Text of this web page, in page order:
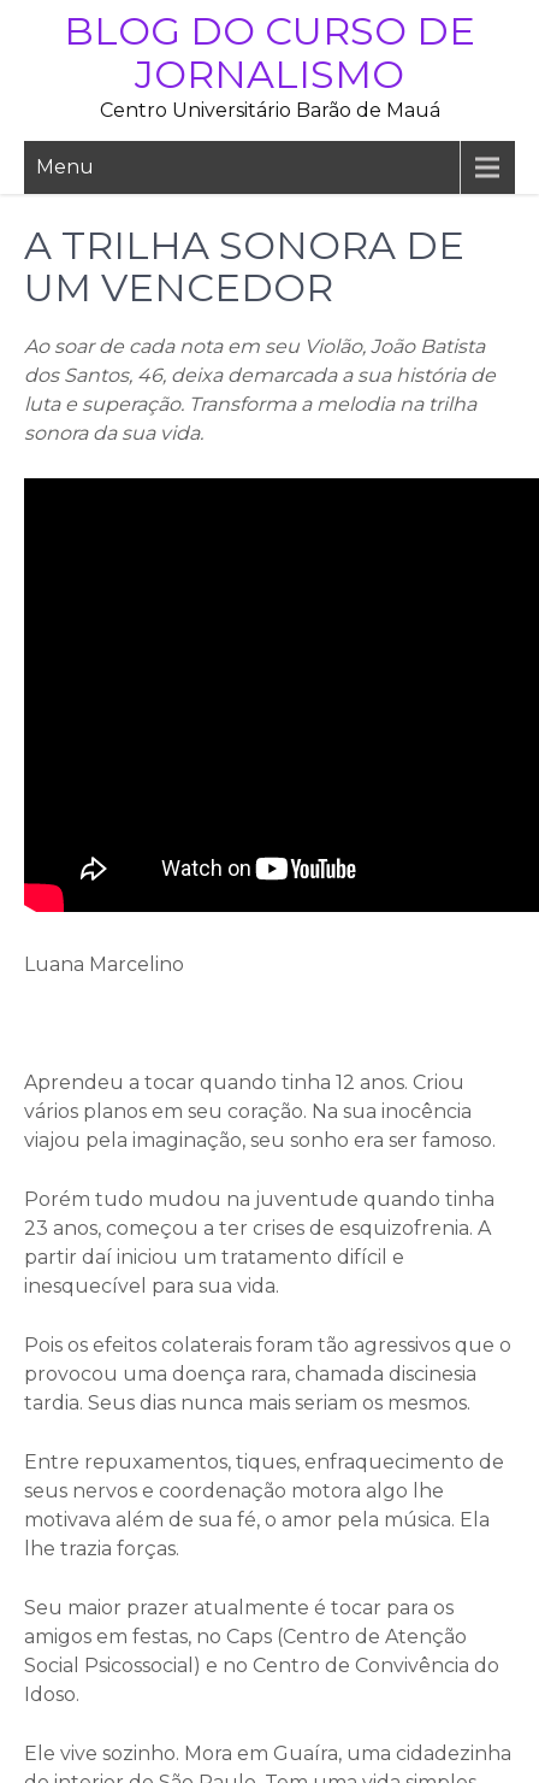
BLOG DO CURSO DE
JORNALISMO
Centro Universitário Barão de Mauá
Menu
A TRILHA SONORA DE
UM VENCEDOR
Ao soar de cada nota em seu Violão, João Batista
dos Santos, 46, deixa demarcada a sua história de
luta e superação. Transforma a melodia na trilha
sonora da sua vida.
Luana Marcelino
Aprendeu a tocar quando tinha 12 anos. Criou
vários planos em seu coração. Na sua inocência
viajou pela imaginação, seu sonho era ser famoso.
Porém tudo mudou na juventude quando tinha
23 anos, começou a ter crises de esquizofrenia. A
partir daí iniciou um tratamento difícil e
inesquecível para sua vida.
Pois os efeitos colaterais foram tão agressivos que o
provocou uma doença rara, chamada discinesia
tardia. Seus dias nunca mais seriam os mesmos.
Entre repuxamentos, tiques, enfraquecimento de
seus nervos e coordenação motora algo lhe
motivava além de sua fé, o amor pela música. Ela
lhe trazia forças.
Seu maior prazer atualmente é tocar para os
amigos em festas, no Caps (Centro de Atenção
Social Psicossocial) e no Centro de Convivência do
Idoso.
Ele vive sozinho. Mora em Guaíra, uma cidadezinha